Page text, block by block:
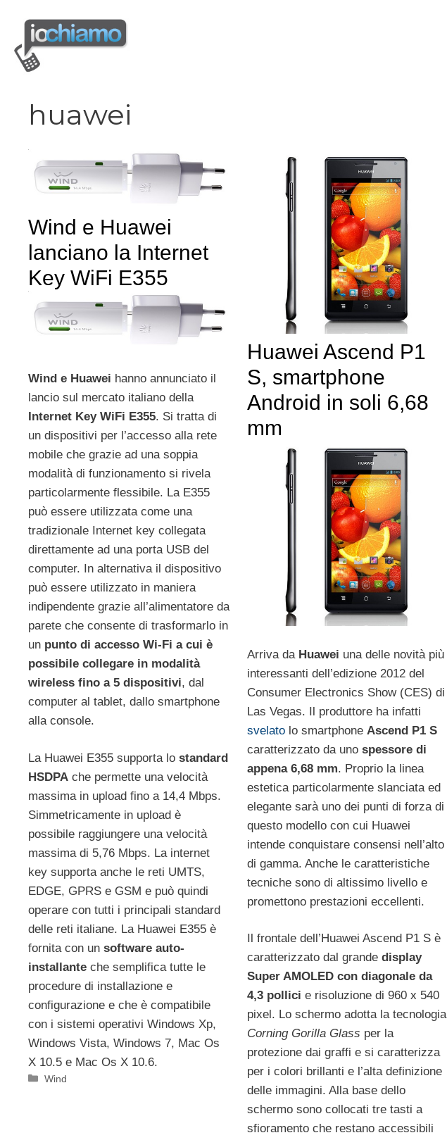
contenuto
huawei
Wind e Huawei
lanciano la Internet
Key WiFi E355
Wind e Huawei hanno annunciato il
lancio sul mercato italiano della
Internet Key WiFi E355. Si tratta di
un dispositivi per l’accesso alla rete
mobile che grazie ad una soppia
modalità di funzionamento si rivela
particolarmente flessibile. La E355
può essere utilizzata come una
tradizionale Internet key collegata
direttamente ad una porta USB del
computer. In alternativa il dispositivo
può essere utilizzato in maniera
indipendente grazie all’alimentatore da
parete che consente di trasformarlo in
un punto di accesso Wi-Fi a cui è
possibile collegare in modalità
wireless fino a 5 dispositivi, dal
computer al tablet, dallo smartphone
alla console.
La Huawei E355 supporta lo standard
HSDPA che permette una velocità
massima in upload fino a 14,4 Mbps.
Simmetricamente in upload è
possibile raggiungere una velocità
massima di 5,76 Mbps. La internet
key supporta anche le reti UMTS,
EDGE, GPRS e GSM e può quindi
operare con tutti i principali standard
delle reti italiane. La Huawei E355 è
fornita con un software auto-
installante che semplifica tutte le
procedure di installazione e
configurazione e che è compatibile
con i sistemi operativi Windows Xp,
Windows Vista, Windows 7, Mac Os
X 10.5 e Mac Os X 10.6.
Categorie
Wind
Huawei Ascend P1
S, smartphone
Android in soli 6,68
mm
Arriva da Huawei una delle novità più
interessanti dell’edizione 2012 del
Consumer Electronics Show (CES) di
Las Vegas. Il produttore ha infatti
svelatolo smartphone Ascend P1 S
caratterizzato da uno spessore di
appena 6,68 mm. Proprio la linea
estetica particolarmente slanciata ed
elegante sarà uno dei punti di forza di
questo modello con cui Huawei
intende conquistare consensi nell’alto
di gamma. Anche le caratteristiche
tecniche sono di altissimo livello e
promettono prestazioni eccellenti.
Il frontale dell’Huawei Ascend P1 S è
caratterizzato dal grande display
Super AMOLED con diagonale da
4,3 pollici e risoluzione di 960 x 540
pixel. Lo schermo adotta la tecnologia
Corning Gorilla Glass per la
protezione dai graffi e si caratterizza
per i colori brillanti e l’alta definizione
delle immagini. Alla base dello
schermo sono collocati tre tasti a
sfioramento che restano accessibili